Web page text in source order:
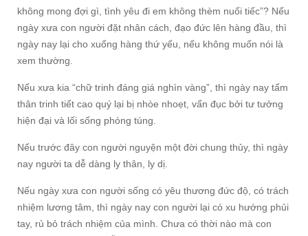
không mong đợi gì, tình yêu đi em không thèm nuối tiếc”? Nếu
ngày xưa con người đặt nhân cách, đạo đức lên hàng đầu, thì
ngày nay lại cho xuống hàng thứ yếu, nếu không muốn nói là
xem thường.
Nếu xưa kia “chữ trinh đáng giá nghìn vàng”, thì ngày nay tấm
thân trinh tiết cao quý lại bị nhòe nhoẹt, vẩn đục bởi tư tưởng
hiện đại và lối sống phóng túng.
Nếu trước đây con người nguyện một đời chung thủy, thì ngày
nay người ta dễ dàng ly thân, ly dị.
Nếu ngày xưa con người sống có yêu thương đức độ, có trách
nhiệm lương tâm, thì ngày nay con người lại có xu hướng phủi
tay, rủ bỏ trách nhiệm của mình. Chưa có thời nào mà con